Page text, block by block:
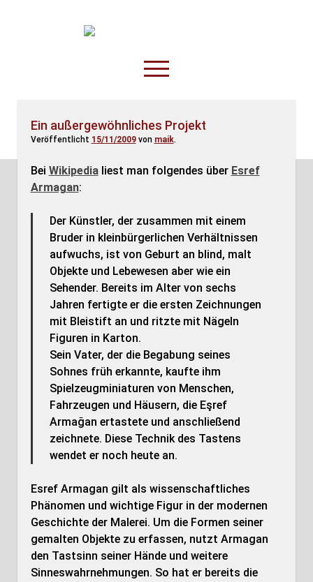
TruckOnline.de
open
menu
Anderswo
Spesenliste
Ein außergewöhnliches Projekt
Veröffentlicht 15/11/2009von maik.
Bei Wikipedialiest man folgendes über Esref
Armagan:
Der Künstler, der zusammen mit einem
Bruder in kleinbürgerlichen Verhältnissen
aufwuchs, ist von Geburt an blind, malt
Objekte und Lebewesen aber wie ein
Sehender. Bereits im Alter von sechs
Jahren fertigte er die ersten Zeichnungen
mit Bleistift an und ritzte mit Nägeln
Figuren in Karton.
Sein Vater, der die Begabung seines
Sohnes früh erkannte, kaufte ihm
Spielzeugminiaturen von Menschen,
Fahrzeugen und Häusern, die Eşref
Armağan ertastete und anschließend
zeichnete. Diese Technik des Tastens
wendet er noch heute an.
Esref Armagan gilt als wissenschaftliches
Phänomen und wichtige Figur in der modernen
Geschichte der Malerei. Um die Formen seiner
gemalten Objekte zu erfassen, nutzt Armagan
den Tastsinn seiner Hände und weitere
Sinneswahrnehmungen. So hat er bereits die